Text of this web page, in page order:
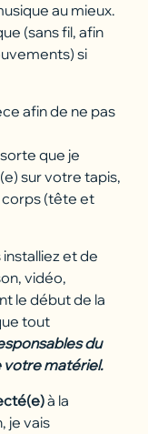
au mieux.
(sans fil, afin
si
afin de ne pas
que je
sur votre tapis,
corps (tête et
et de
vidéo,
le début de la
tout
du
matériel.
à la
je vais